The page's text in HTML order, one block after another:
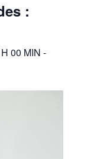
:
00 MIN -